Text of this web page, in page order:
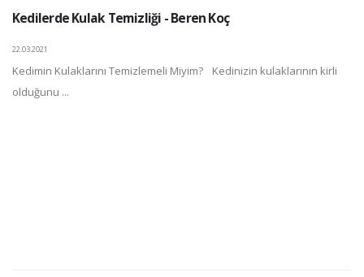
Kedilerde Kulak Temizliği - Beren Koç
22.03.2021
Kedimin Kulaklarını Temizlemeli Miyim? Kedinizin kulaklarının kirli
olduğunu ...